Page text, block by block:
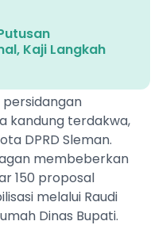
Kaji Langkah
kandung terdakwa,
DPRD Sleman.
membeberkan
150 proposal
melalui Raudi
Dinas Bupati.